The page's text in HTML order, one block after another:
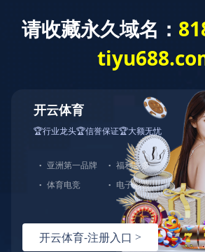
星空平台
产品中心
关键商品为氰化钠、黄血盐钠、三聚氯
（钠、钾）、丙二酸酯系商品、氰乙酸
剂系商品等100多个商品
全部产品 营销